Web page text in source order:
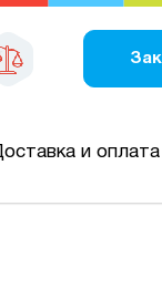
и оплата